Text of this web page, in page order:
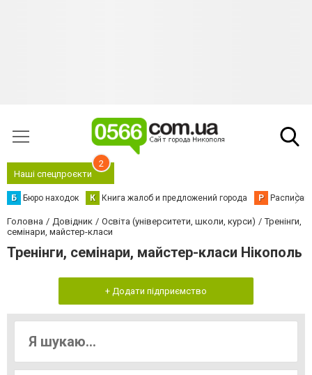
Наші спецпроєкти
2
Б Бюро находок К Книга жалоб и предложений города Р
Головна Довідник Освіта (університети, школи, курси)
Тренінги,
семінари, майстер-класи
Тренінги, семінари, майстер-класи Нікополь
+ Додати підприємство